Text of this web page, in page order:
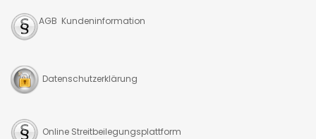
AGB Kundeninformation
Datenschutzerklärung
Online Streitbeilegungsplattform